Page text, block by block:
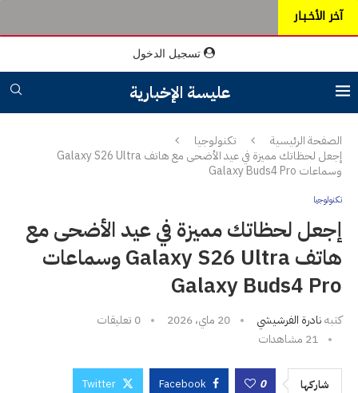
آخر الأخـبـار
تسجيل الدخول
عليسة الإخبارية
الصفحة الرئيسية
تكنولوجيا
إجعل لحظاتك مميزة في عيد الأضحى مع هاتف Galaxy S26 Ultra
وسماعات Galaxy Buds4 Pro
تكنولوجيا
إجعل لحظاتك مميزة في عيد الأضحى مع
هاتف Galaxy S26 Ultra وسماعات
Galaxy Buds4 Pro
كتبهنادرة الفرشيشي 20 ماي، 2026
0 تعليقات
21 مشاهدات
شاركها 0
Facebook
Twitter